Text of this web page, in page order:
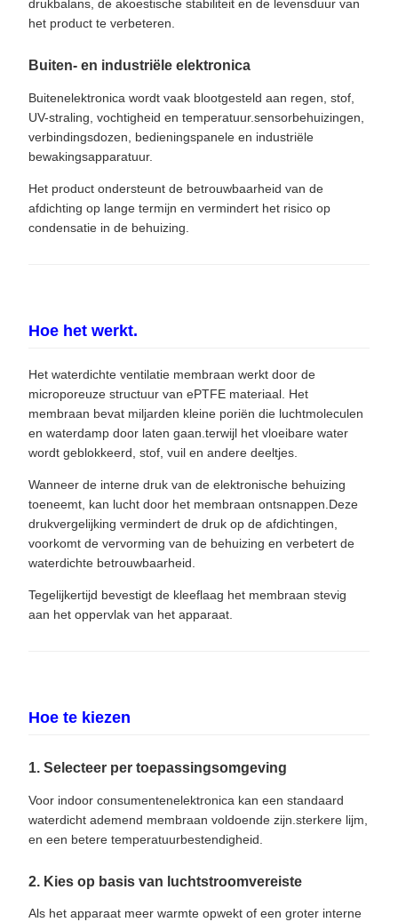
drukbalans, de akoestische stabiliteit en de levensduur van
het product te verbeteren.
Buiten- en industriële elektronica
Buitenelektronica wordt vaak blootgesteld aan regen, stof,
UV-straling, vochtigheid en temperatuur.sensorbehuizingen,
verbindingsdozen, bedieningspanele en industriële
bewakingsapparatuur.
Het product ondersteunt de betrouwbaarheid van de
afdichting op lange termijn en vermindert het risico op
condensatie in de behuizing.
Hoe het werkt.
Het waterdichte ventilatie membraan werkt door de
microporeuze structuur van ePTFE materiaal. Het
membraan bevat miljarden kleine poriën die luchtmoleculen
en waterdamp door laten gaan.terwijl het vloeibare water
wordt geblokkeerd, stof, vuil en andere deeltjes.
Wanneer de interne druk van de elektronische behuizing
toeneemt, kan lucht door het membraan ontsnappen.Deze
drukvergelijking vermindert de druk op de afdichtingen,
voorkomt de vervorming van de behuizing en verbetert de
waterdichte betrouwbaarheid.
Tegelijkertijd bevestigt de kleeflaag het membraan stevig
aan het oppervlak van het apparaat.
Hoe te kiezen
1. Selecteer per toepassingsomgeving
Voor indoor consumentenelektronica kan een standaard
waterdicht ademend membraan voldoende zijn.sterkere lijm,
en een betere temperatuurbestendigheid.
2. Kies op basis van luchtstroomvereiste
Als het apparaat meer warmte opwekt of een groter interne